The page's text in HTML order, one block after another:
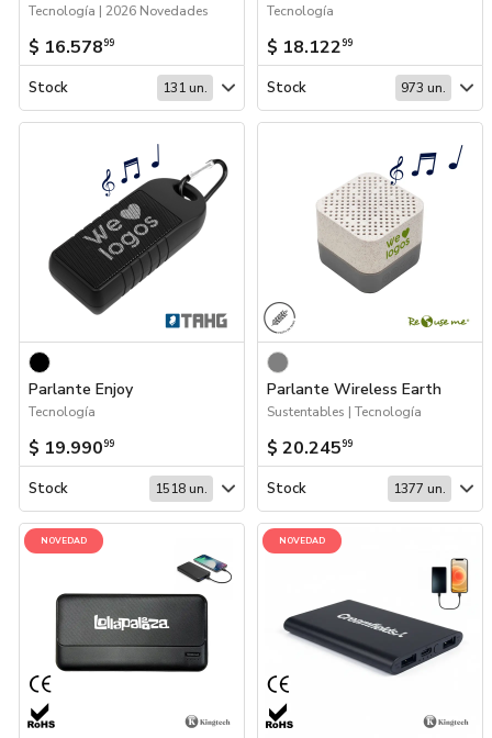
Tecnología | 2026 Novedades
$ 16.57899
Stock 131 un.
Tecnología
$ 18.12299
Stock 973 un.
Parlante Enjoy
Tecnología
$ 19.99099
Stock 1518 un.
Parlante Wireless Earth
Sustentables | Tecnología
$ 20.24599
Stock 1377 un.
NOVEDAD NOVEDAD